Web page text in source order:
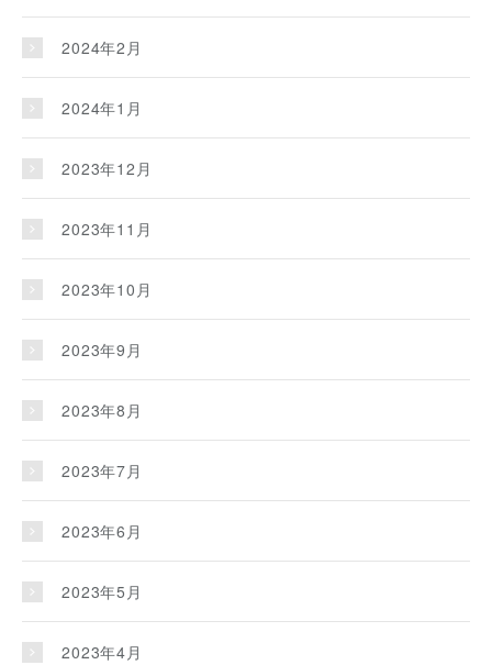
2024年2月
2024年1月
2023年12月
2023年11月
2023年10月
2023年9月
2023年8月
2023年7月
2023年6月
2023年5月
2023年4月